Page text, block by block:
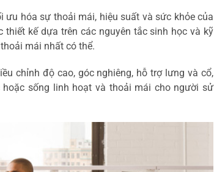
hóa sự thoải mái, hiệu suất và sức khỏe của
kế dựa trên các nguyên tắc sinh học và kỹ
mái nhất có thể.
chỉnh độ cao, góc nghiêng, hỗ trợ lưng và cổ,
sống linh hoạt và thoải mái cho người sử